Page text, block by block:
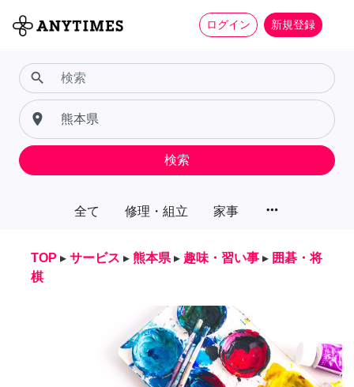
ログイン 新規登録
全て 修理・組立 家事 more_horiz
search
place
検索
TOP ▸ サービス ▸ 熊本県 ▸ 趣味・習い事 ▸ 囲碁・将
棋